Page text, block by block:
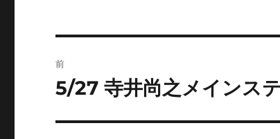
稿
前
前
投
5/27 寺井尚之メインス